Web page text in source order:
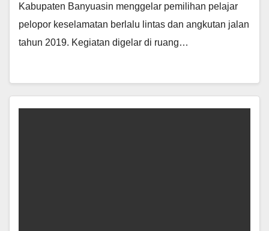
Kabupaten Banyuasin menggelar pemilihan pelajar
pelopor keselamatan berlalu lintas dan angkutan jalan
tahun 2019. Kegiatan digelar di ruang…